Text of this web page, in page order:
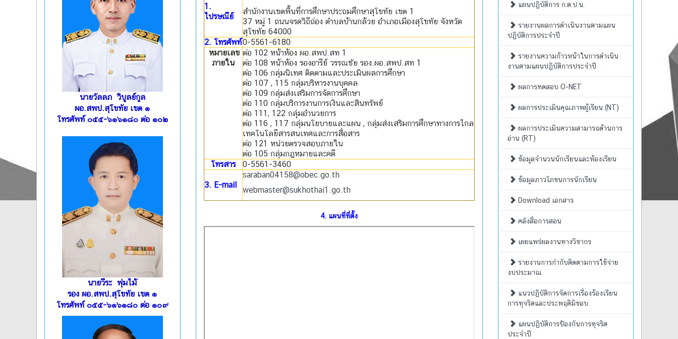
นายวัลลภ วิบูลย์กูล
ผอ.สพป.สุโขทัย เขต ๑
โทรศัพท์ ๐๕๕-๖๑๖๑๘๐ ต่อ ๑๐๒
นายวีระ พุ่มไม้
รอง ผอ.สพป.สุโขทัย เขต ๑
โทรศัพท์ ๐๕๕-๖๑๖๑๘๐ ต่อ ๑๐๙
1.
ไปรษณีย์
สำนักงานเขตพื้นที่การศึกษาประถมศึกษาสุโขทัย เขต 1
37 หมู่ 1 ถนนจรดวิถีถ่อง ตำบลบ้านกล้วย อำเภอเมืองสุโขทัย จังหวัด
สุโขทัย 64000
2. โทรศัพท์0-5561-6180
หมายเลข
ภายใน
ต่อ 102 หน้าห้อง ผอ.สพป.สท 1
ต่อ 108 หน้าห้อง รองอารีย์ วรรณชัย รอง.ผอ.สพป.สท 1
ต่อ 106 กลุ่มนิเทศ ติดตามและประเมินผลการศึกษา
ต่อ 107 , 115 กลุ่มบริหารงานบุคคล
ต่อ 109 กลุ่มส่งเสริมการจัดการศึกษา
ต่อ 110 กลุ่มบริการงานการเงินและสินทรัพย์
ต่อ 111, 122 กลุุ่มอำนวยการ
ต่อ 116 , 117 กลุ่มนโยบายและแผน , กลุ่มส่งเสริมการศึกษาทางการไกล
เทคโนโลยีสารสนเทศและการสื่อสาร
ต่อ 121 หน่วยตรวจสอบภายใน
ต่อ 105 กลุ่มกฎหมายและคดี
โทรสาร
0-5561-3460
3. E-mail
saraban04158@obec.go.th
webmaster@sukhothai1.go.th
4. แผนที่ที่ตั้ง
แผนปฏิบัติการ ก.ต.ป.น.
รายงานผลการดำเนินงานตามแผน
ปฏิบัติการประจำปี
รายงานความก้าวหน้าในการดำเนิน
งานตามแผนปฏิบัติการประจำปี
ผลการทดสอบ O-NET
ผลการประเมินคุณภาพผู้เรียน (NT)
ผลการประเมินความสามารถด้านการ
อ่าน (RT)
ข้อมูลจำนวนนักเรียนและห้องเรียน
ข้อมูลภาวโภชนการนักเรียน
Download เอกสาร
คลังสื่อการสอน
เผยแพร่ผลงานทางวิชากร
รายงานการกำกับติดตามการใช้จ่าย
งบประมาณ
แนวปฏิบัติการจัดการเรื่องร้องเรียน
การทุจริตและประพฤติมิชอบ
แผนปฏิบัติการป้องกันการทุจริต
ประจำปี